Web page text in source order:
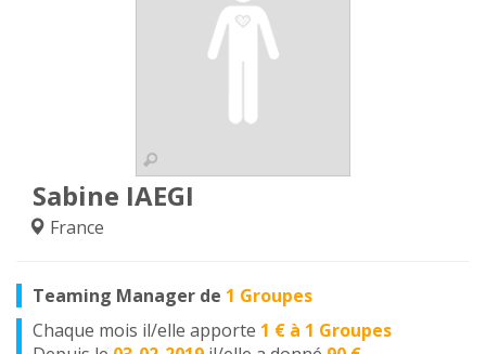
Sabine IAEGI
France
Teaming Manager de 1 Groupes
Chaque mois il/elle apporte 1 € à 1 Groupes